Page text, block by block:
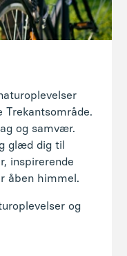
Trekantsområde.
og samvær.
inspirerende
åben himmel.
og